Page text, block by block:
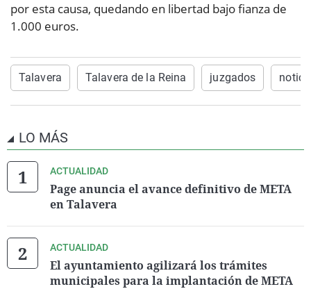
por esta causa, quedando en libertad bajo fianza de
1.000 euros.
Talavera Talavera de la Reina juzgados
LO MÁS
ACTUALIDAD
Page anuncia el avance definitivo de META
en Talavera
ACTUALIDAD
El ayuntamiento agilizará los trámites
municipales para la implantación de META